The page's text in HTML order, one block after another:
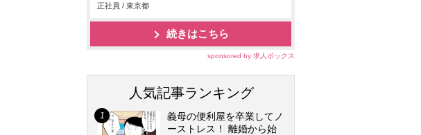
正社員 / 東京都
続きはこちら
sponsored by 求人ボックス
人気記事ランキング
義母の便利屋を卒業してノ
ーストレス！ 離婚から始